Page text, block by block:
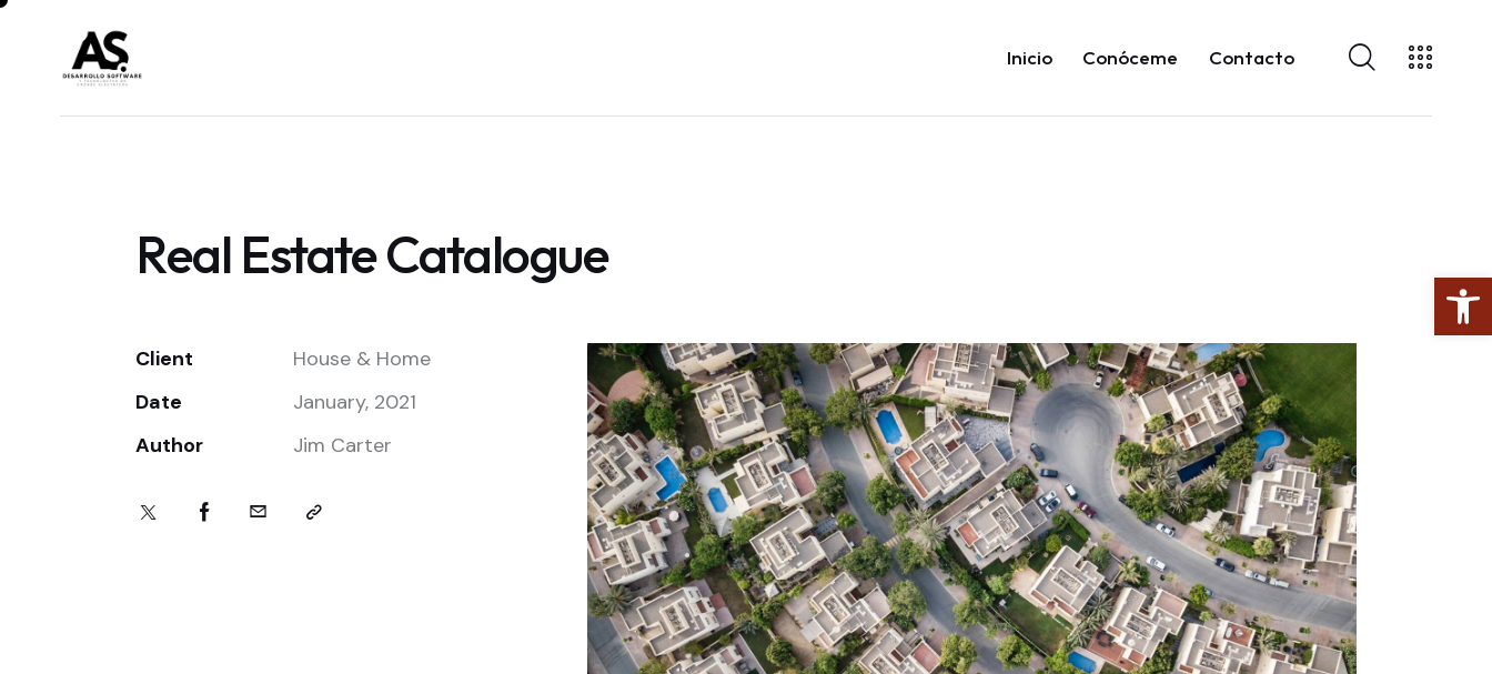
Abrir barra de herramientas
Inicio Conóceme Contacto
Real Estate Catalogue
Client
House & Home
Date
January, 2021
Author
Jim Carter